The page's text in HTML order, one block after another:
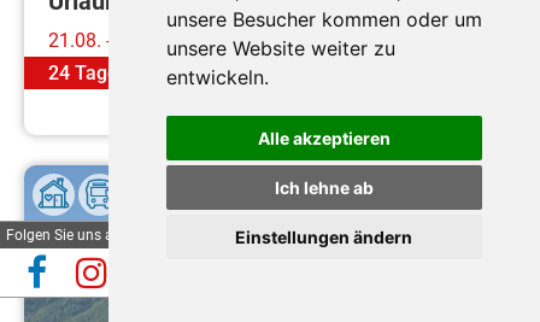
unsere Besucher kommen oder um
unsere Website weiter zu
entwickeln.
Alle akzeptieren
Ich lehne ab
Einstellungen ändern
Automatische Reiseauskunft
21.08. - 13.09.2026
24 Tage
€ 979,-
Folgen Sie uns auf